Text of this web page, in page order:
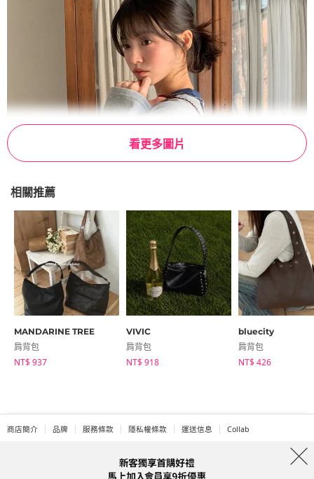
看更多圖片
相關推薦
MANDARINE TREE
肩背包
NT$ 937
VIVIC
肩背包
NT$ 918
bluecity
肩背包
NT$ 426
商店簡介 品牌 服務條款 隱私權條款 運送信息 Collab